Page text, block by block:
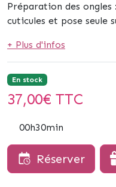
Préparation des ongles
cuticules et pose seule
+ Plus d'infos
En stock
37,00€ TTC
00h30min
Réserver